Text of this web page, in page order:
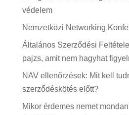
védelem
Nemzetközi Networking
Általános Szerződési
pajzs, amit nem hagyhat
NAV ellenőrzések: Mit kell
szerződéskötés előtt?
Mikor érdemes nemet